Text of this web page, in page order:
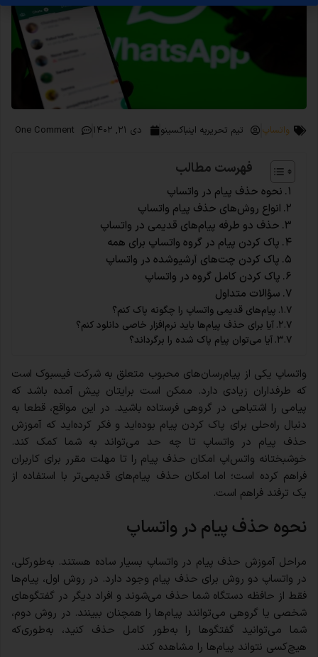
واتساپ تیم تحریریه اینباکسینو دی ۲۱, ۱۴۰۲ One Comment
فهرست مطالب
نحوه حذف پیام در واتساپ
انواع روش‌های حذف پیام واتساپ
حذف دو طرفه پیام‌های قدیمی در واتساپ
پاک کردن پیام در گروه واتساپ برای همه
پاک کردن چت‌های آرشیوشده در واتساپ
پاک کردن کامل گروه در واتساپ
سؤالات متداول
پیام‌های قدیمی واتساپ را چگونه پاک کنم؟
آیا برای حذف پیام‌ها باید نرم‌افزار خاصی دانلود کنم؟
آیا می‌توان پیام پاک شده را برگرداند؟
واتساپ یکی از پیام‌رسان‌های محبوب متعلق به شرکت فیسبوک است
که طرفداران زیادی دارد. ممکن است برایتان پیش آمده باشد که
پیامی را اشتباهی در گروهی فرستاده باشید. در این مواقع، قطعا به
دنبال راه‌حلی برای پاک کردن پیام بوده‌اید و فکر کرده‌اید که آموزش
حذف پیام در واتساپ تا چه حد می‌تواند به شما کمک کند.
خوشبختانه واتس‌اپ امکان حذف پیام را تا مهلت مقرر برای کاربران
فراهم کرده است؛ اما امکان حذف پیام‌های قدیمی‌تر با استفاده از
یک ترفند فراهم است.
نحوه حذف پیام در واتساپ
مراحل آموزش حذف پیام در واتساپ بسیار ساده هستند. به‌طورکلی،
در واتساپ دو روش برای حذف پیام وجود دارد. در روش اول، پیام‌ها
فقط از حافظه دستگاه شما حذف می‌شوند و افراد دیگر در گفتگوهای
شخصی یا گروهی می‌توانند پیام‌ها را همچنان ببینند. در روش دوم،
شما می‌توانید گفتگوها را به‌طور کامل حذف کنید، به‌طوری‌که
هیچ‌کسی نتواند پیام‌ها را مشاهده کند.